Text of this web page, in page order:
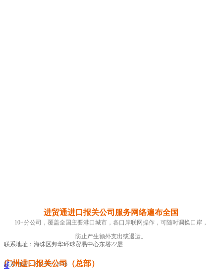
进贸通进口报关公司服务网络遍布全国
10+分公司，覆盖全国主要港口城市，各口岸联网操作，可随时调换口岸，
防止产生额外支出或退运。
联系地址：海珠区邦华环球贸易中心东塔22层
联系电话：400-107-2816
广州进口报关公司（总部）
ꀶ